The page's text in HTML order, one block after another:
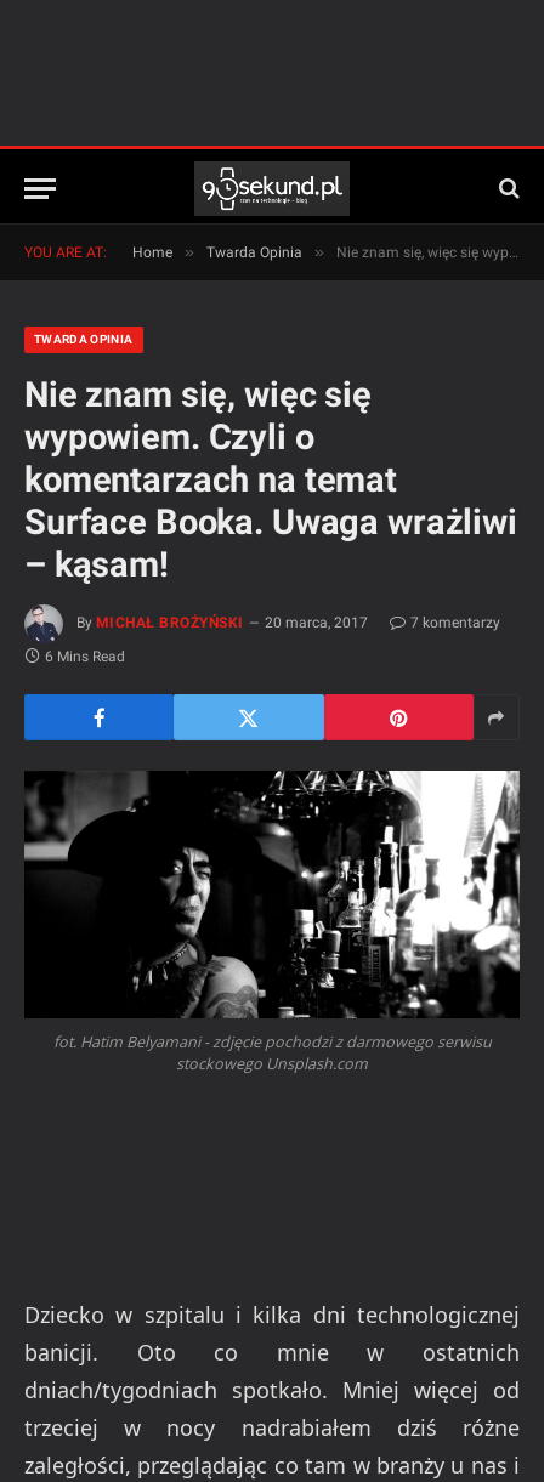
YOU ARE AT: Home » Twarda Opinia » Nie znam się, więc się wypowiem. Czyli o komentarzach na temat Surface Booka. Uwaga wrażliwi – kąsam!
TWARDA OPINIA
Nie znam się, więc się
wypowiem. Czyli o
komentarzach na temat
Surface Booka. Uwaga wrażliwi
– kąsam!
By MICHAŁ BROŻYŃSKI 20 marca, 2017
7 komentarzy
6 Mins Read
fot. Hatim Belyamani - zdjęcie pochodzi z darmowego serwisu
stockowego Unsplash.com
Dziecko w szpitalu i kilka dni technologicznej
banicji. Oto co mnie w ostatnich
dniach/tygodniach spotkało. Mniej więcej od
trzeciej w nocy nadrabiałem dziś różne
zaległości, przeglądając co tam w branży u nas i